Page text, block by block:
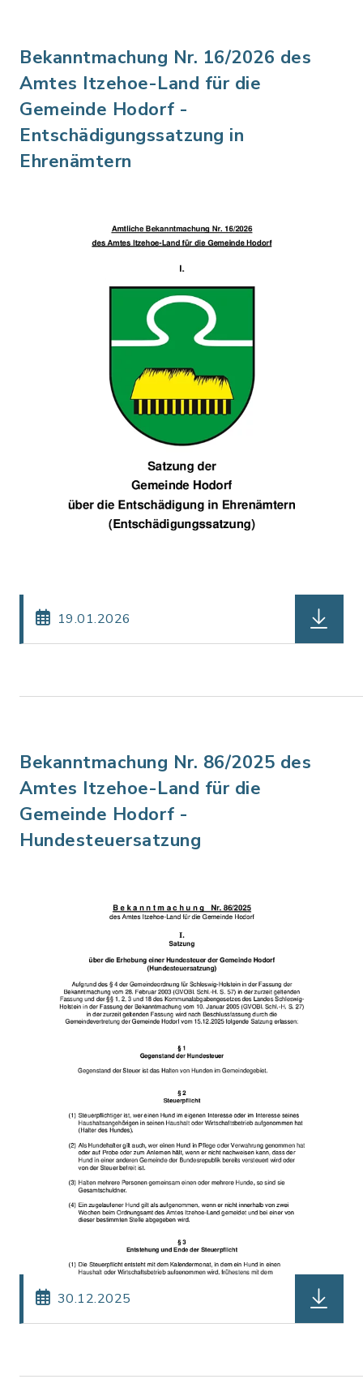
Bekanntmachung Nr. 16/2026 des
Amtes Itzehoe-Land für die
Gemeinde Hodorf -
Entschädigungssatzung in
Ehrenämtern
19.01.2026
Bekanntmachung Nr. 86/2025 des
Amtes Itzehoe-Land für die
Gemeinde Hodorf -
Hundesteuersatzung
30.12.2025